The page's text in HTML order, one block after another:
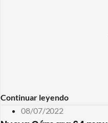
Continuar leyendo
08/07/2022